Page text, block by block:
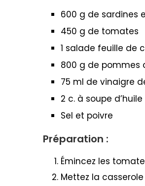
600 g de sardines
450 g de tomates
1 salade feuille de
800 g de pommes
75 ml de vinaigre
2 c. à soupe d’huile
Sel et poivre
Préparation :
Émincez les
Mettez la